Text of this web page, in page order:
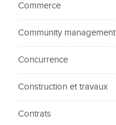
Commerce
Community management
Concurrence
Construction et travaux
Contrats